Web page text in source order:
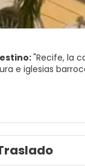
"Recife, la
e iglesias
Océano
moderna llena de rascacielos
de América,